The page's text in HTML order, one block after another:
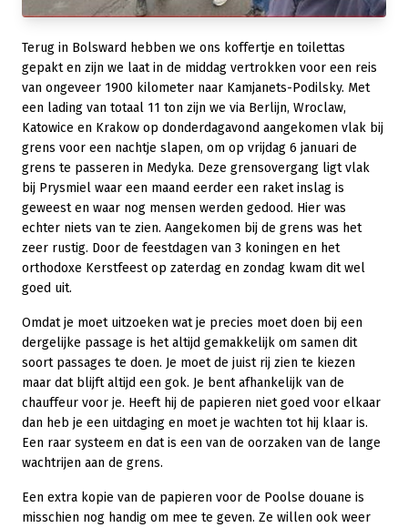
Terug in Bolsward hebben we ons koffertje en toilettas
gepakt en zijn we laat in de middag vertrokken voor een reis
van ongeveer 1900 kilometer naar Kamjanets-Podilsky. Met
een lading van totaal 11 ton zijn we via Berlijn, Wroclaw,
Katowice en Krakow op donderdagavond aangekomen vlak bij
grens voor een nachtje slapen, om op vrijdag 6 januari de
grens te passeren in Medyka. Deze grensovergang ligt vlak
bij Prysmiel waar een maand eerder een raket inslag is
geweest en waar nog mensen werden gedood. Hier was
echter niets van te zien. Aangekomen bij de grens was het
zeer rustig. Door de feestdagen van 3 koningen en het
orthodoxe Kerstfeest op zaterdag en zondag kwam dit wel
goed uit.
Omdat je moet uitzoeken wat je precies moet doen bij een
dergelijke passage is het altijd gemakkelijk om samen dit
soort passages te doen. Je moet de juist rij zien te kiezen
maar dat blijft altijd een gok. Je bent afhankelijk van de
chauffeur voor je. Heeft hij de papieren niet goed voor elkaar
dan heb je een uitdaging en moet je wachten tot hij klaar is.
Een raar systeem en dat is een van de oorzaken van de lange
wachtrijen aan de grens.
Een extra kopie van de papieren voor de Poolse douane is
misschien nog handig om mee te geven. Ze willen ook weer